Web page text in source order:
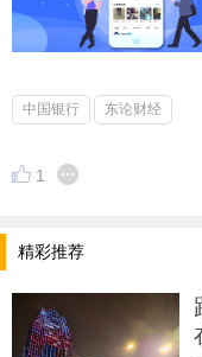
情况管理的需求。
己任，加快推进农
切实提高金融服务
展贡献金融力量。
中国银行 东论财经
1
精彩推荐